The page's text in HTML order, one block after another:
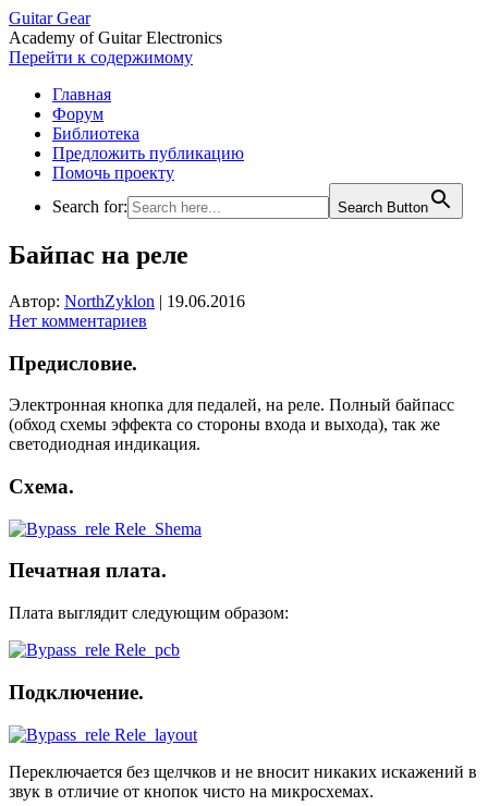
Guitar Gear
Academy of Guitar Electronics
Перейти к содержимому
Главная
Форум
Библиотека
Предложить публикацию
Помочь проекту
Search for:
Search Button
Байпас на реле
Автор: NorthZyklon | 19.06.2016
Нет комментариев
Предисловие.
Электронная кнопка для педалей, на реле. Полный байпасс
(обход схемы эффекта со стороны входа и выхода), так же
светодиодная индикация.
Схема.
Печатная плата.
Плата выглядит следующим образом:
Подключение.
Переключается без щелчков и не вносит никаких искажений в
звук в отличие от кнопок чисто на микросхемах.